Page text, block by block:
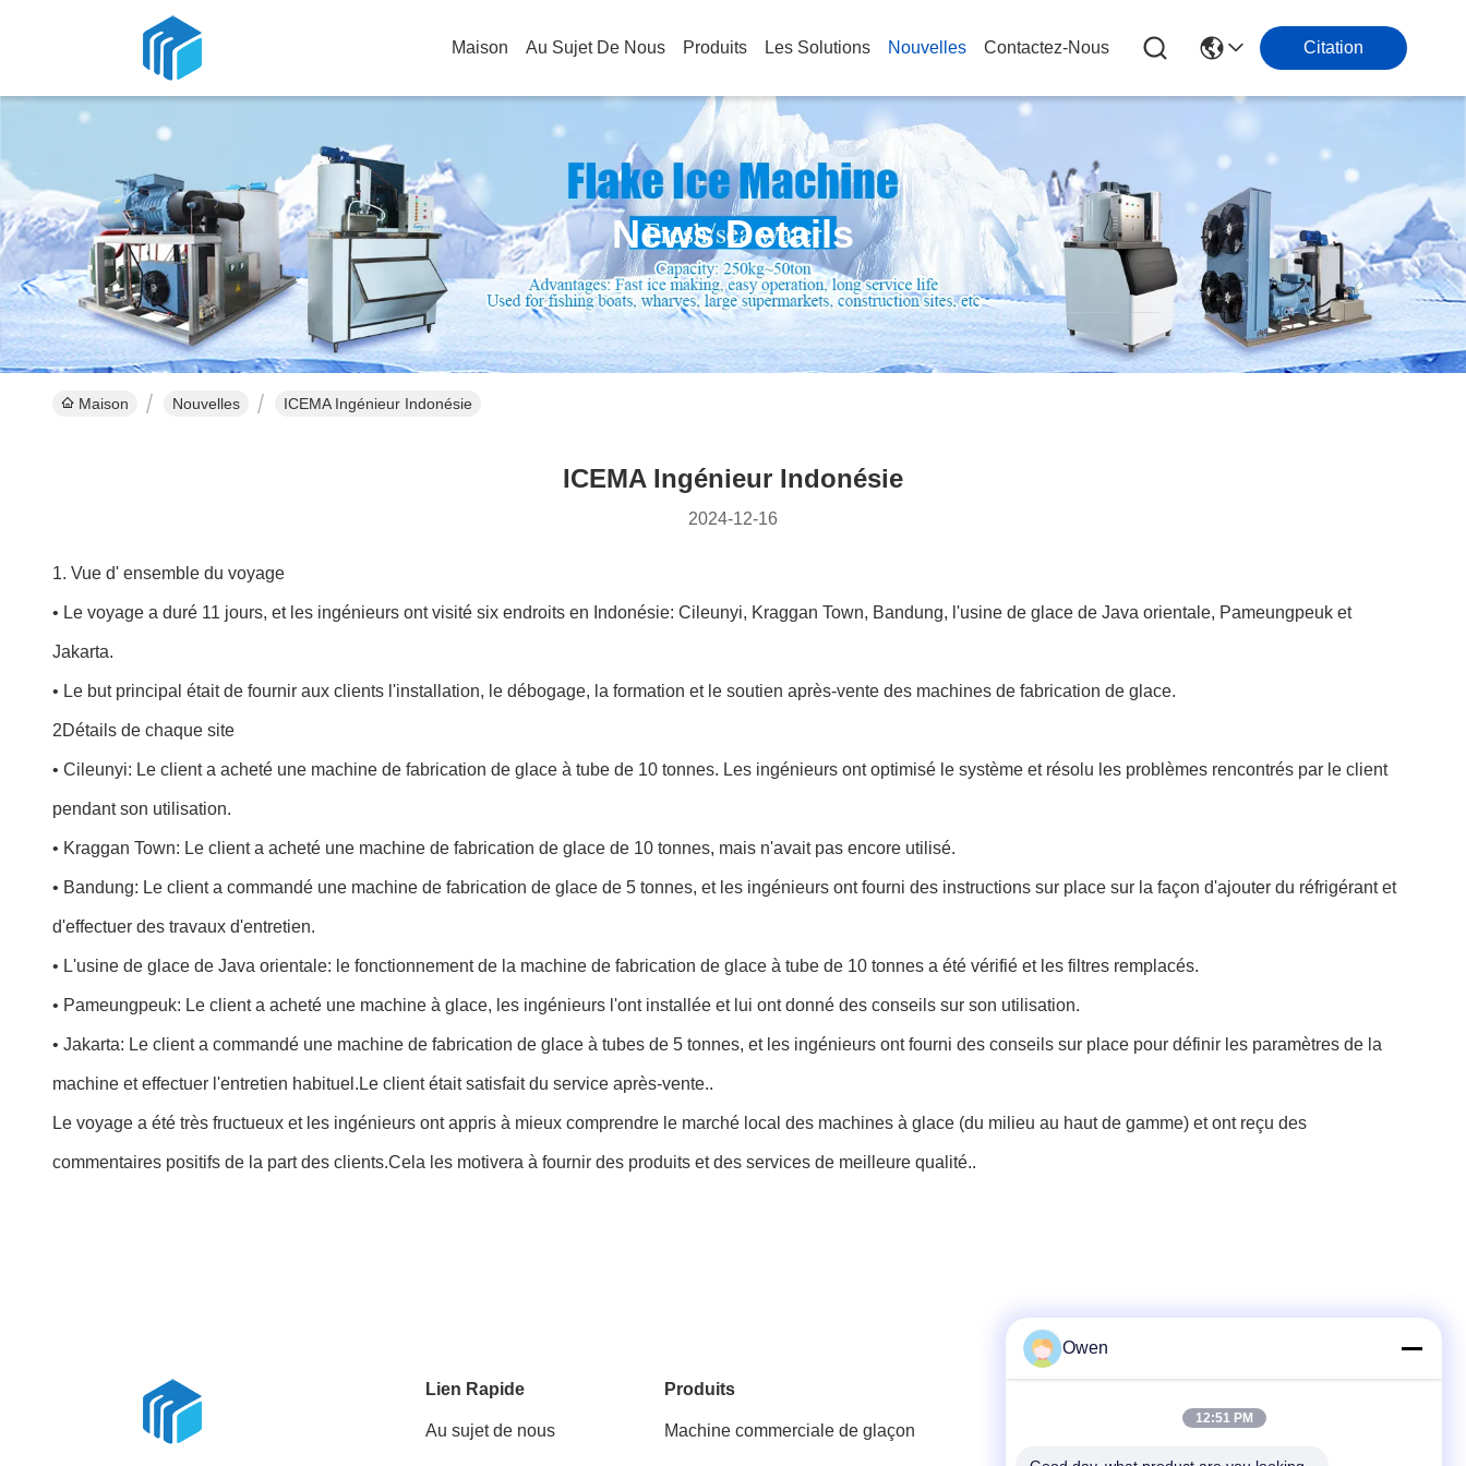
Maison Au Sujet De Nous Produits Les Solutions Nouvelles Contactez-Nous Citation
News Details
Maison Nouvelles ICEMA Ingénieur Indonésie
ICEMA Ingénieur Indonésie
2024-12-16
1. Vue d' ensemble du voyage
• Le voyage a duré 11 jours, et les ingénieurs ont visité six endroits en Indonésie: Cileunyi, Kraggan Town, Bandung, l'usine de glace de Java orientale, Pameungpeuk et
Jakarta.
• Le but principal était de fournir aux clients l'installation, le débogage, la formation et le soutien après-vente des machines de fabrication de glace.
2Détails de chaque site
• Cileunyi: Le client a acheté une machine de fabrication de glace à tube de 10 tonnes. Les ingénieurs ont optimisé le système et résolu les problèmes rencontrés par le client
pendant son utilisation.
• Kraggan Town: Le client a acheté une machine de fabrication de glace de 10 tonnes, mais n'avait pas encore utilisé.
• Bandung: Le client a commandé une machine de fabrication de glace de 5 tonnes, et les ingénieurs ont fourni des instructions sur place sur la façon d'ajouter du réfrigérant et
d'effectuer des travaux d'entretien.
• L'usine de glace de Java orientale: le fonctionnement de la machine de fabrication de glace à tube de 10 tonnes a été vérifié et les filtres remplacés.
• Pameungpeuk: Le client a acheté une machine à glace, les ingénieurs l'ont installée et lui ont donné des conseils sur son utilisation.
• Jakarta: Le client a commandé une machine de fabrication de glace à tubes de 5 tonnes, et les ingénieurs ont fourni des conseils sur place pour définir les paramètres de la
machine et effectuer l'entretien habituel.Le client était satisfait du service après-vente..
Le voyage a été très fructueux et les ingénieurs ont appris à mieux comprendre le marché local des machines à glace (du milieu au haut de gamme) et ont reçu des
commentaires positifs de la part des clients.Cela les motivera à fournir des produits et des services de meilleure qualité..
Lien Rapide
Au sujet de nous
Produits
Machine commerciale de glaçon
86--18136585859
Owen
12:51 PM